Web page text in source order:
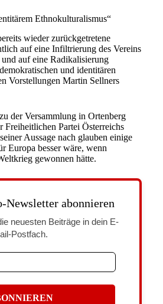
Ethnokulturalismus“
wieder zurückgetretene
auf eine Infiltrierung des Vereins
auf eine Radikalisierung
und identitären
Vorstellungen Martin Sellners
der Versammlung in Ortenberg
Freiheitlichen Partei Österreichs
Aussage nach glauben einige
Europa besser wäre, wenn
gewonnen hätte.
Newsletter abonnieren
neuesten Beiträge in dein E-
Postfach.